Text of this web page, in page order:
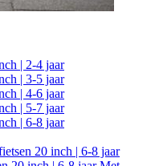
| 2-4 jaar
| 3-5 jaar
| 4-6 jaar
| 5-7 jaar
| 6-8 jaar
20 inch | 6-8 jaar